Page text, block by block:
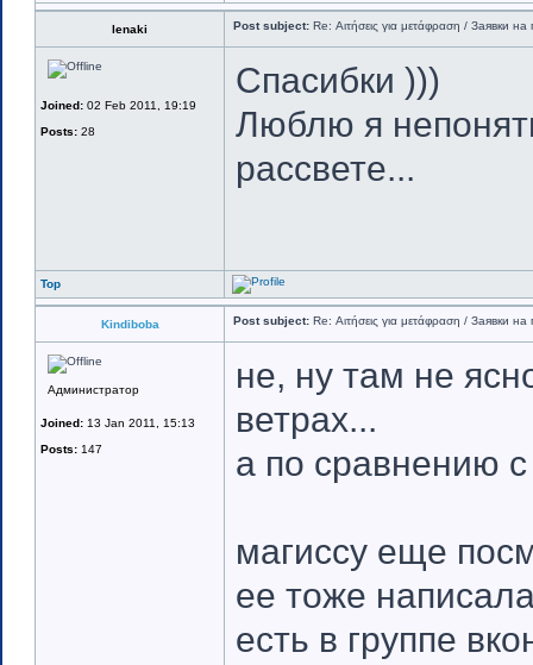
lenaki Post subject: Re: Αιτήσεις για μετάφραση / Заявки
Joined: 02 Feb 2011, 19:19
Posts: 28
Спасибки )))
Люблю я
рассвете...
Top
Kindiboba Post subject: Re: Αιτήσεις για μετάφραση / Заявки
Администратор
Joined: 13 Jan 2011, 15:13
Posts: 147
не, ну там не
ветрах...
а по сравнению
магиссу еще
ее тоже
есть в группе